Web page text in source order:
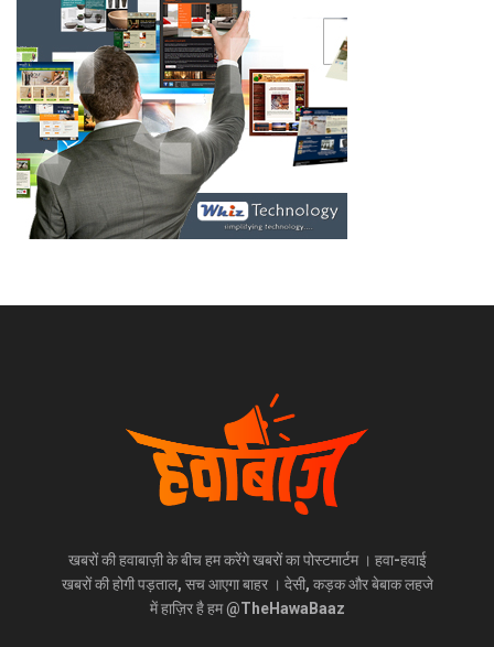
खबरों की हवाबाज़ी के बीच हम करेंगे खबरों का पोस्टमार्टम । हवा-हवाई
खबरों की होगी पड़ताल, सच आएगा बाहर । देसी, कड़क और बेबाक लहजे
में हाज़िर है हम @TheHawaBaaz